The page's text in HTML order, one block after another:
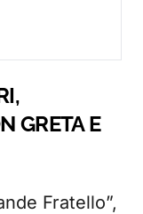
GRETA E
Fratello”,